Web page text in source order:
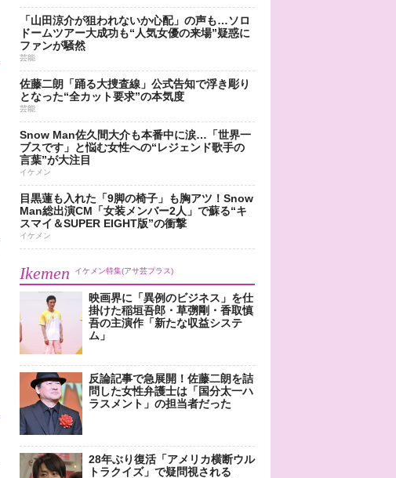
「山田涼介が狙われないか心配」の声も…ソロ
ドームツアー大成功も“人気女優の来場”疑惑に
ファンが騒然
芸能
佐藤二朗「踊る大捜査線」公式告知で浮き彫り
となった“全カット要求”の本気度
芸能
Snow Man佐久間大介も本番中に涙…「世界一
ブスです」と悩む女性への“レジェンド歌手の
言葉”が大注目
イケメン
目黒蓮も入れた「9脚の椅子」も胸アツ！Snow
Man総出演CM「女装メンバー2人」で蘇る“キ
スマイ＆SUPER EIGHT版”の衝撃
イケメン
Ikemen イケメン特集(アサ芸プラス)
映画界に「異例のビジネス」を仕
掛けた稲垣吾郎・草彅剛・香取慎
吾の主演作「新たな収益システ
ム」
反論記事で急展開！佐藤二朗を詰
問した女性弁護士は「国分太一ハ
ラスメント」の担当者だった
28年ぶり復活「アメリカ横断ウル
トラクイズ」で疑問視される